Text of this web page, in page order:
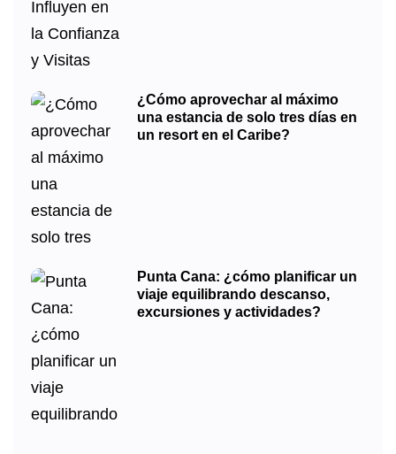
¿Cómo aprovechar al máximo
una estancia de solo tres días en
un resort en el Caribe?
Punta Cana: ¿cómo planificar un
viaje equilibrando descanso,
excursiones y actividades?